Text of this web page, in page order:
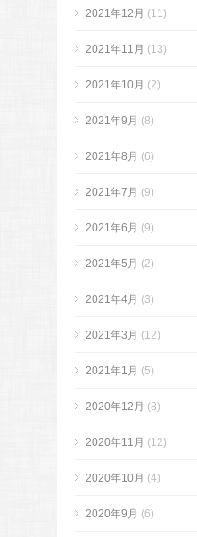
2021年12月 (11)
2021年11月 (13)
2021年10月 (2)
2021年9月 (8)
2021年8月 (6)
2021年7月 (9)
2021年6月 (9)
2021年5月 (2)
2021年4月 (3)
2021年3月 (12)
2021年1月 (5)
2020年12月 (8)
2020年11月 (12)
2020年10月 (4)
2020年9月 (6)